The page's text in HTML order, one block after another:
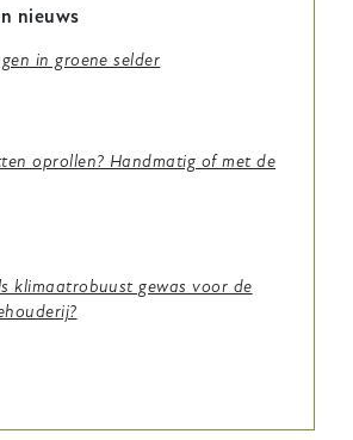
nieuws
in groene selder
oprollen? Handmatig of met de
klimaatrobuust gewas voor de